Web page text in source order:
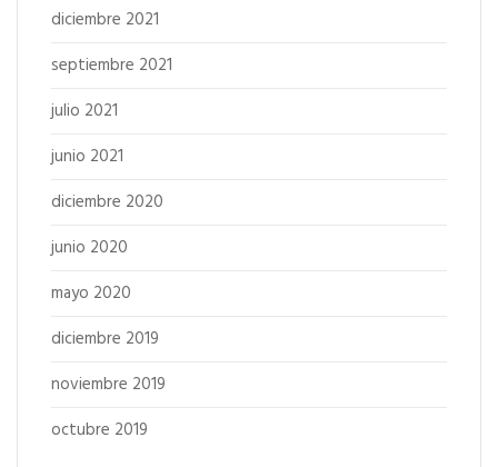
diciembre 2021
septiembre 2021
julio 2021
junio 2021
diciembre 2020
junio 2020
mayo 2020
diciembre 2019
noviembre 2019
octubre 2019